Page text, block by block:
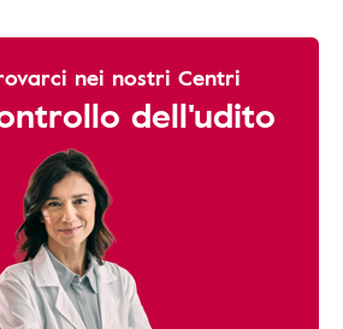
nei nostri Centri
dell'udito